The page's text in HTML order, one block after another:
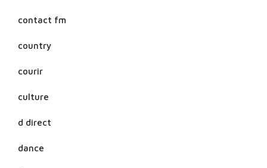
contact fm
country
courir
culture
d direct
dance